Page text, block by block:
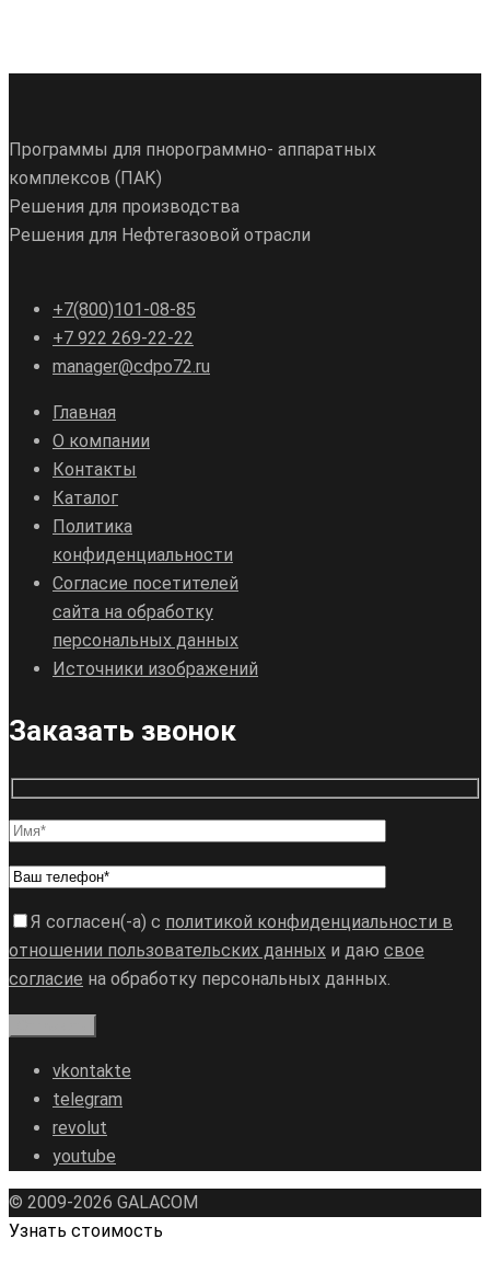
Программы для пнорограммно- аппаратных
комплексов (ПАК)
Решения для производства
Решения для Нефтегазовой отрасли
+7(800)101-08-85
+7 922 269-22-22
manager@cdpo72.ru
Главная
О компании
Контакты
Каталог
Политика
конфиденциальности
Согласие посетителей
сайта на обработку
персональных данных
Источники изображений
Заказать звонок
Я согласен(-а) с политикой конфиденциальности в
отношении пользовательских данных и даю свое
согласие на обработку персональных данных.
vkontakte
telegram
revolut
youtube
© 2009-2026 GALAСOM
Узнать стоимость